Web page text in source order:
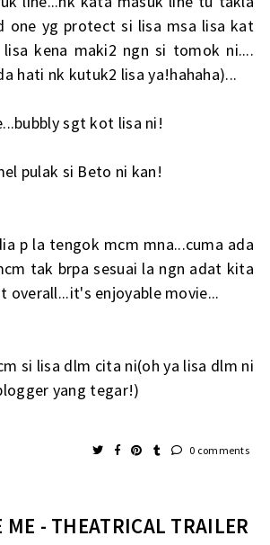
one yg protect si lisa msa lisa kat
kena maki2 ngn si tomok ni....
hati nk kutuk2 lisa ya!hahaha)...
sgt kot lisa ni!
pulak si Beto ni kan!
p la tengok mcm mna...cuma ada
tak brpa sesuai la ngn adat kita
overall...it's enjoyable movie...
si lisa dlm cita ni(oh ya lisa dlm ni
yang tegar!)
0 comments
ME - THEATRICAL TRAILER